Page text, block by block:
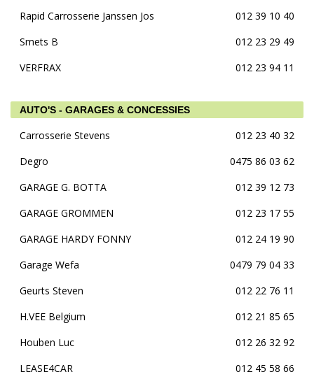
Rapid Carrosserie Janssen Jos
012 39 10 40
Smets B
012 23 29 49
VERFRAX
012 23 94 11
AUTO'S - GARAGES & CONCESSIES
Carrosserie Stevens
012 23 40 32
Degro
0475 86 03 62
GARAGE G. BOTTA
012 39 12 73
GARAGE GROMMEN
012 23 17 55
GARAGE HARDY FONNY
012 24 19 90
Garage Wefa
0479 79 04 33
Geurts Steven
012 22 76 11
H.VEE Belgium
012 21 85 65
Houben Luc
012 26 32 92
LEASE4CAR
012 45 58 66